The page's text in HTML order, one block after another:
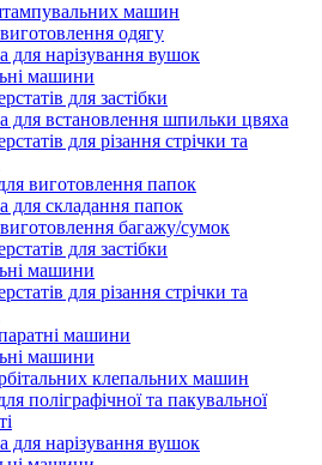
машин
одягу
нарізування вушок
машини
для застібки
встановлення шпильки цвяха
для різання стрічки та
виготовлення папок
складання папок
багажу/сумок
для застібки
машини
для різання стрічки та
машини
машини
клепальних машин
поліграфічної та пакувальної
нарізування вушок